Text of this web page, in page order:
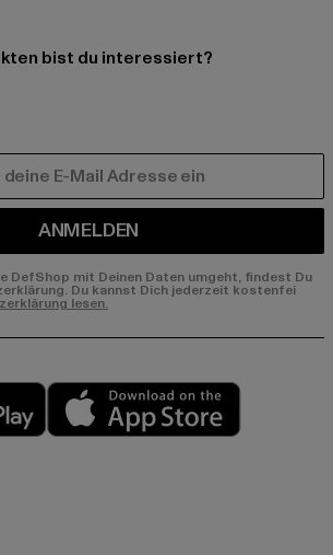
bist du interessiert?
ANMELDEN
DefShop mit Deinen Daten umgeht, findest Du
Du kannst Dich jederzeit kostenfei
lesen.
Play market